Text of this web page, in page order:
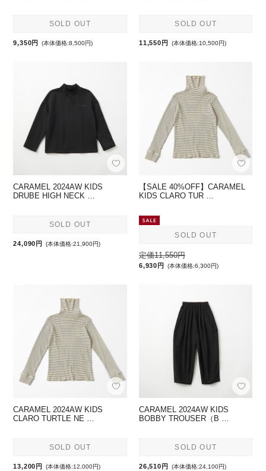
SOLD OUT
9,350円 (本体価格:8,500円)
SOLD OUT
11,550円 (本体価格:10,500円)
CARAMEL 2024AW KIDS
DRUBE HIGH NECK …
SOLD OUT
24,090円 (本体価格:21,900円)
【SALE 40%OFF】CARAMEL
KIDS CLARO TUR …
SOLD OUT
定価11,550円
6,930円 (本体価格:6,300円)
CARAMEL 2024AW KIDS
CLARO TURTLE NE …
SOLD OUT
13,200円 (本体価格:12,000円)
CARAMEL 2024AW KIDS
BOBBY TROUSER（B …
SOLD OUT
26,510円 (本体価格:24,100円)